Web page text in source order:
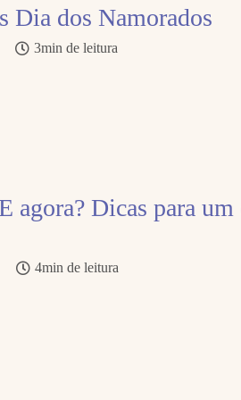
Dia dos Namorados
3min de leitura
4min de leitura